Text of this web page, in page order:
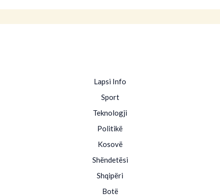
Lapsi Info
Sport
Teknologji
Politikë
Kosovë
Shëndetësi
Shqipëri
Botë